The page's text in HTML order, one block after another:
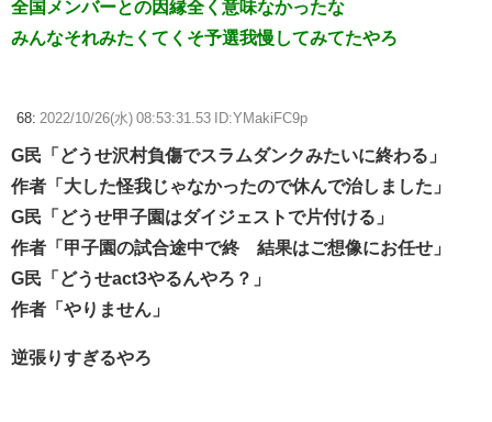
全国メンバーとの因縁全く意味なかったな
みんなそれみたくてくそ予選我慢してみてたやろ
68: 2022/10/26(水) 08:53:31.53 ID:YMakiFC9p
G民「どうせ沢村負傷でスラムダンクみたいに終わる」
作者「大した怪我じゃなかったので休んで治しました」
G民「どうせ甲子園はダイジェストで片付ける」
作者「甲子園の試合途中で終 結果はご想像にお任せ」
G民「どうせact3やるんやろ？」
作者「やりません」
逆張りすぎるやろ